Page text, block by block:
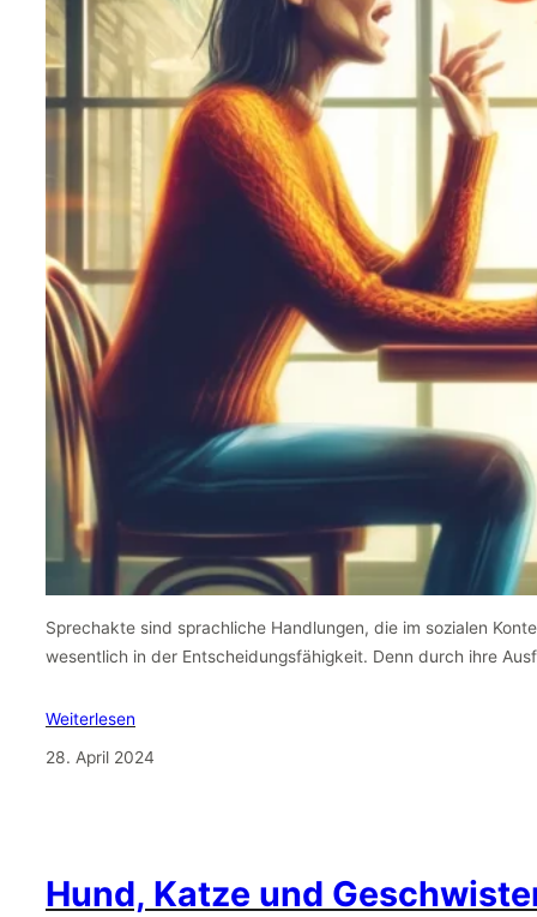
Sprechakte sind sprachliche Handlungen, die im sozialen
wesentlich in der Entscheidungsfähigkeit. Denn durch ihre
Weiterlesen
28. April 2024
Hund, Katze und